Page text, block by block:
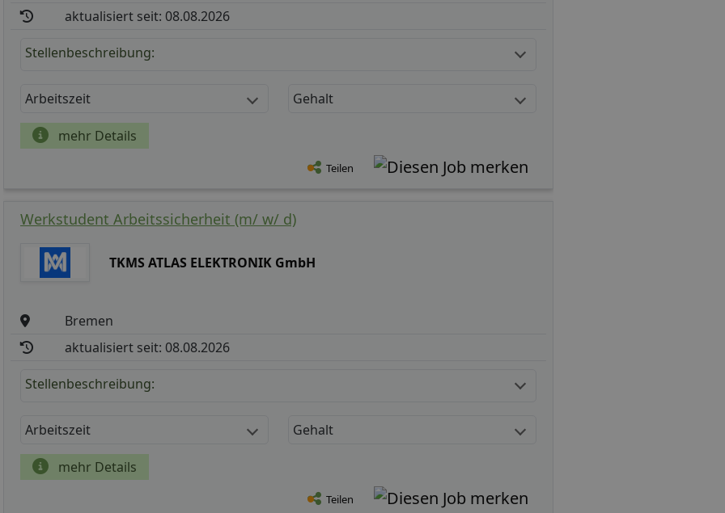
aktualisiert seit: 08.08.2026
Stellenbeschreibung:
Arbeitszeit Gehalt
mehr Details
Teilen
Werkstudent Arbeitssicherheit (m/ w/ d)
TKMS ATLAS ELEKTRONIK GmbH
Bremen
aktualisiert seit: 08.08.2026
Stellenbeschreibung:
Arbeitszeit Gehalt
mehr Details
Teilen